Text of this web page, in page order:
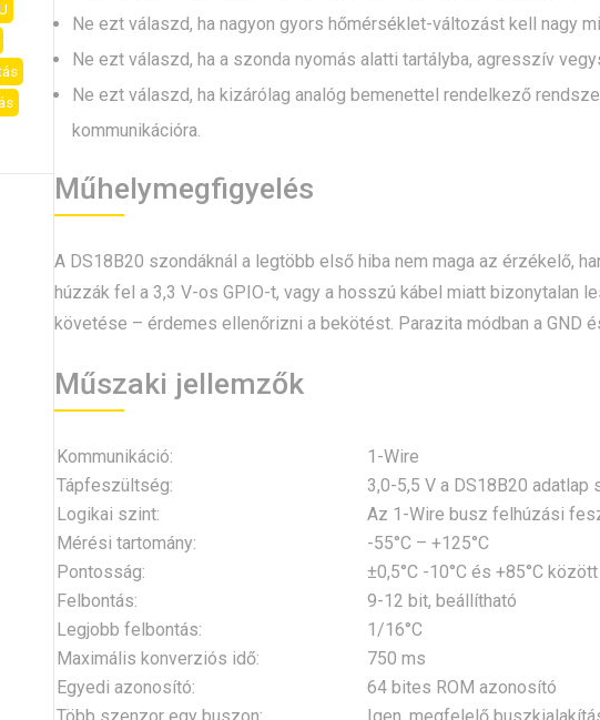
Ne ezt válaszd, ha nagyon gyors hőmérséklet-változást kell nagy
Ne ezt válaszd, ha a szonda nyomás alatti tartályba, agresszív
Ne ezt válaszd, ha kizárólag analóg bemenettel rendelkező
kommunikációra.
Műhelymegfigyelés
A DS18B20 szondáknál a legtöbb első hiba nem maga az érzékelő,
húzzák fel a 3,3 V-os GPIO-t, vagy a hosszú kábel miatt bizonytalan
követése – érdemes ellenőrizni a bekötést. Parazita módban a GND
Műszaki jellemzők
Kommunikáció:
1-Wire
Tápfeszültség:
3,0-5,5 V a DS18B20 adatlap
Logikai szint:
Az 1-Wire busz felhúzási
Mérési tartomány:
-55°C – +125°C
Pontosság:
±0,5°C -10°C és +85°C között
Felbontás:
9-12 bit, beállítható
Legjobb felbontás:
1/16°C
Maximális konverziós idő:
750 ms
Egyedi azonosító:
64 bites ROM azonosító
Több szenzor egy buszon:
Igen, megfelelő